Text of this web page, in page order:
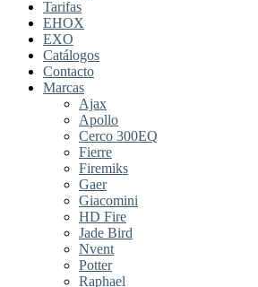
Tarifas
EHOX
EXO
Catálogos
Contacto
Marcas
Ajax
Apollo
Cerco 300EQ
Fierre
Firemiks
Gaer
Giacomini
HD Fire
Jade Bird
Nvent
Potter
Raphael